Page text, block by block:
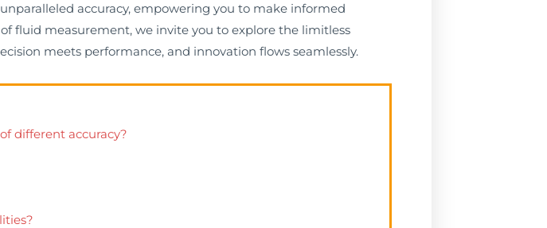
accuracy, empowering you to make informed
fluid measurement, we invite you to explore the limitless
meets performance, and innovation flows seamlessly.
different accuracy?